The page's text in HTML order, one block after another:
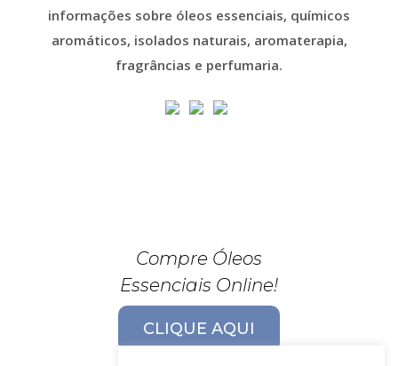
informações sobre óleos essenciais, químicos
aromáticos, isolados naturais, aromaterapia,
fragrâncias e perfumaria.
Compre Óleos
Essenciais Online!
CLIQUE AQUI